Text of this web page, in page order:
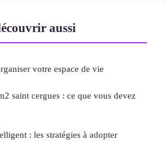
aussi
votre espace de vie
saint cergues : ce que vous devez
: les stratégies à adopter